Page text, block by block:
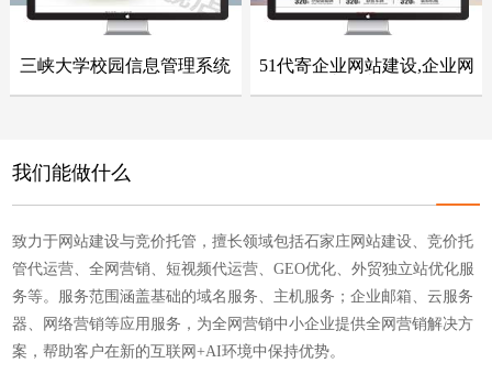
- 网站建设案例 -
三峡大学校园信息管理系统 - 网站建设案例 -
51代寄企业网站建设,企业网
我们能做什么
致力于网站建设与竞价托管，擅长领域包括石家庄网站建设、竞价托
管代运营、全网营销、短视频代运营、GEO优化、外贸独立站优化服
务等。服务范围涵盖基础的域名服务、主机服务；企业邮箱、云服务
器、网络营销等应用服务，为全网营销中小企业提供全网营销解决方
案，帮助客户在新的互联网+AI环境中保持优势。